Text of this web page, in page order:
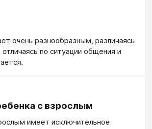
очень разнообразным, различаясь
по ситуации общения и
с взрослым
имеет исключительное